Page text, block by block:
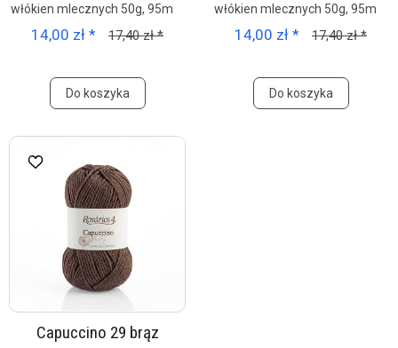
włókien mlecznych 50g, 95m
14,00 zł * 17,40 zł *
Do koszyka
włókien mlecznych 50g, 95m
14,00 zł * 17,40 zł *
Do koszyka
Capuccino 29 brąz